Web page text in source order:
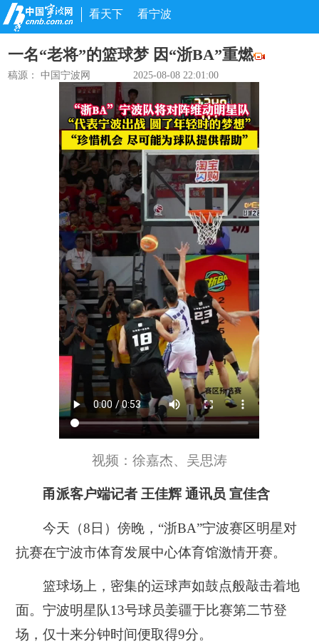
看天下 看宁波
一名“老将”的篮球梦 因“浙BA”重燃
稿源： 中国宁波网 2025-08-08 22:01:00
视频：徐嘉杰、吴思涛
甬派客户端记者 王佳辉 通讯员 宣佳含
今天（8日）傍晚，“浙BA”宁波赛区明星对
抗赛在宁波市体育发展中心体育馆激情开赛。
篮球场上，密集的运球声如鼓点般敲击着地
面。宁波明星队13号球员姜疆于比赛第二节登
场，仅十来分钟时间便取得9分。